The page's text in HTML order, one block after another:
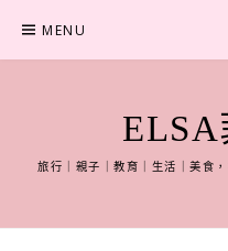
content
MENU
旅行｜親子｜教育｜生活｜美食